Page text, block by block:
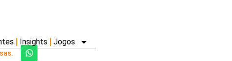
Insights Jogos